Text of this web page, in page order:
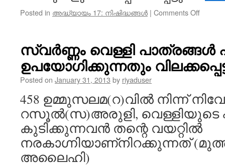
Posted in അദ്ധ്യായം 17: നിഷിദ്ധങ്ങൾ | Comments Offon
മൗനം
സ്വർണ്ണം വെള്ളി
ഉപയോഗിക്കുന്നതും
Posted on January 31, 2013 by riyaduser
458 ഉമ്മുസലമ(റ)വിൽ നിന്ന്
റസൂൽ(സ)അരുളി, വെള്ളിയുടെ
കുടിക്കുന്നവൻ തന്റെ വയറ്റിൽ
നരകാഗ്നിയാണ്നിറക്കുന്നത്
അലൈഹി)